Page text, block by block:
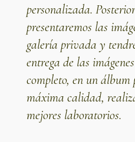
personalizada.
presentaremos las
galería privada y
entrega de las
completo, en un
máxima calidad,
mejores laboratorios.